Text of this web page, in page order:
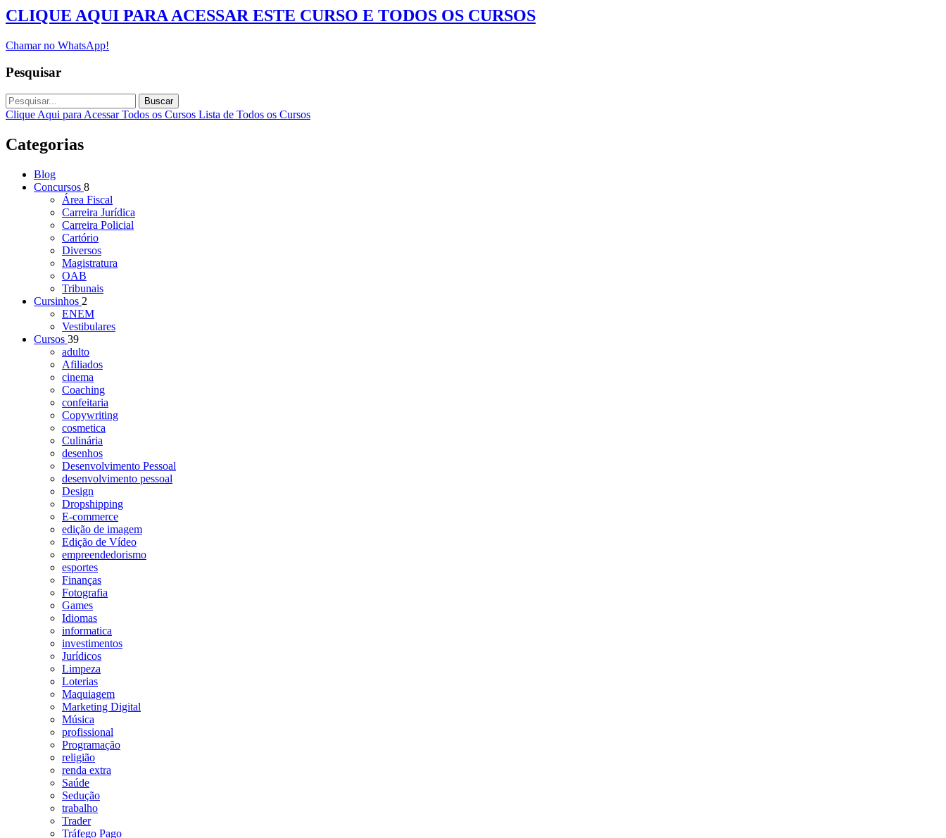
CLIQUE AQUI PARA ACESSAR ESTE CURSO E TODOS OS CURSOS
Chamar no WhatsApp!
Pesquisar
Buscar
Clique Aqui para Acessar Todos os Cursos Lista de Todos os Cursos
Categorias
Blog
Concursos 8
Área Fiscal
Carreira Jurídica
Carreira Policial
Cartório
Diversos
Magistratura
OAB
Tribunais
Cursinhos 2
ENEM
Vestibulares
Cursos 39
adulto
Afiliados
cinema
Coaching
confeitaria
Copywriting
cosmetica
Culinária
desenhos
Desenvolvimento Pessoal
desenvolvimento pessoal
Design
Dropshipping
E-commerce
edição de imagem
Edição de Vídeo
empreendedorismo
esportes
Finanças
Fotografia
Games
Idiomas
informatica
investimentos
Jurídicos
Limpeza
Loterias
Maquiagem
Marketing Digital
Música
profissional
Programação
religião
renda extra
Saúde
Sedução
trabalho
Trader
Tráfego Pago